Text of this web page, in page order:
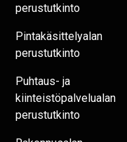
perustutkinto
Pintakäsittelyalan
perustutkinto
Puhtaus- ja
kiinteistöpalvelualan
perustutkinto